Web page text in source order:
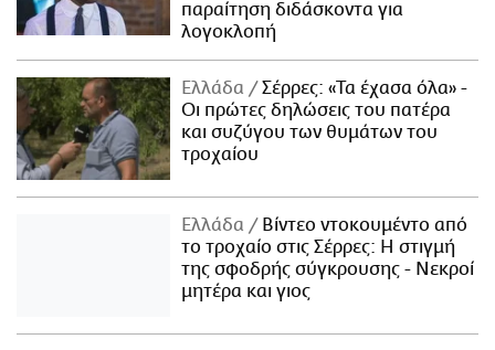
παραίτηση διδάσκοντα για
λογοκλοπή
Ελλάδα
Σέρρες: «Τα έχασα όλα» -
Οι πρώτες δηλώσεις του πατέρα
και συζύγου των θυμάτων του
τροχαίου
Ελλάδα
Βίντεο ντοκουμέντο από
το τροχαίο στις Σέρρες: Η στιγμή
της σφοδρής σύγκρουσης - Νεκροί
μητέρα και γιος